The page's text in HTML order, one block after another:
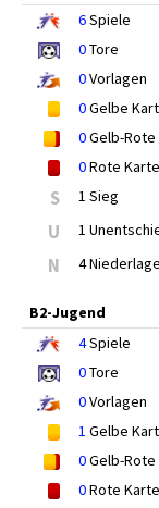
6Spiele
0Tore
0Vorlagen
0Gelbe
0Gelb-Rote
0Rote
S 1 Sieg
U 1
N 4
B2-Jugend
4Spiele
0Tore
0Vorlagen
1 Gelbe
0Gelb-Rote
0Rote